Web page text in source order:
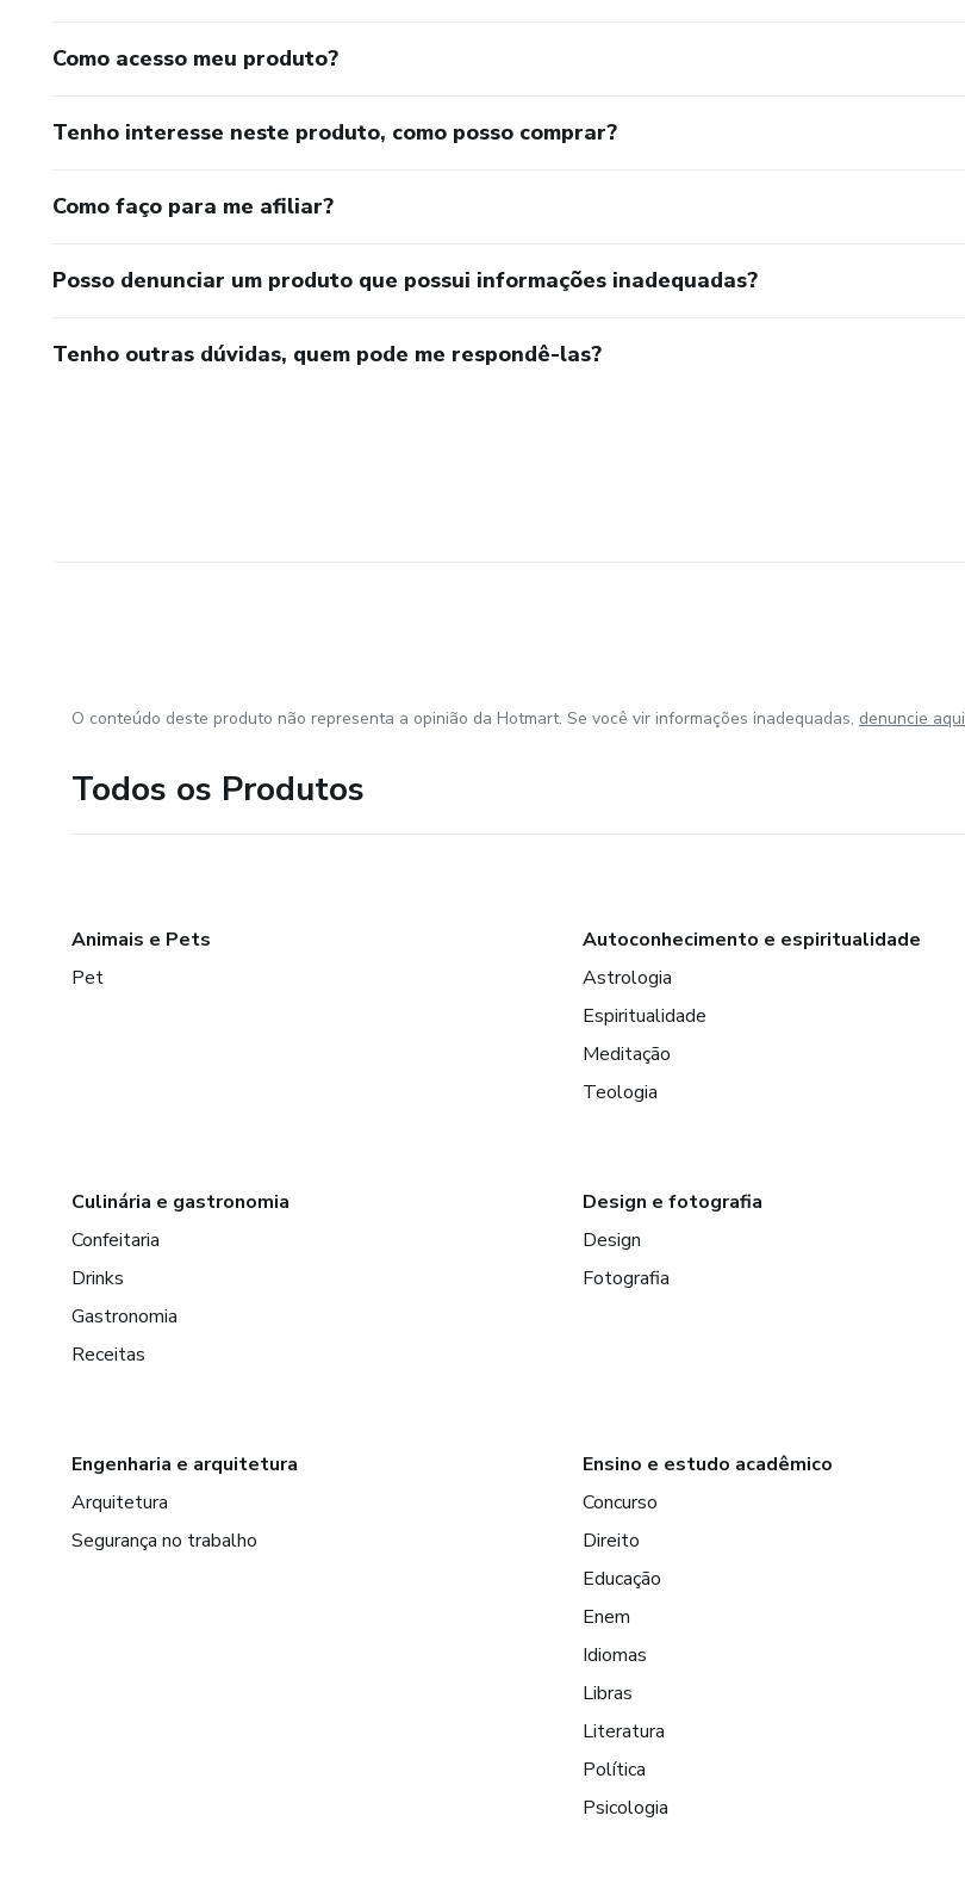
Como acesso meu produto?
Tenho interesse neste produto, como posso comprar?
Como faço para me afiliar?
Posso denunciar um produto que possui informações inadequadas?
Tenho outras dúvidas, quem pode me respondê-las?
O conteúdo deste produto não representa a opinião da Hotmart. Se você vir informações inadequadas, denuncie aqui
Todos os Produtos
Animais e Pets
Pet
Autoconhecimento e espiritualidade
Astrologia
Espiritualidade
Meditação
Teologia
Culinária e gastronomia
Confeitaria
Drinks
Gastronomia
Receitas
Design e fotografia
Design
Fotografia
Engenharia e arquitetura
Arquitetura
Segurança no trabalho
Ensino e estudo acadêmico
Concurso
Direito
Educação
Enem
Idiomas
Libras
Literatura
Política
Psicologia